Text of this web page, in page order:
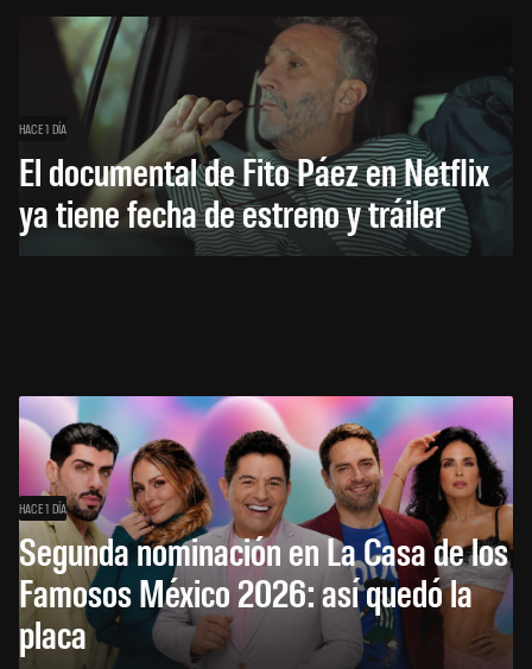
HACE 1 DÍA
El documental de Fito Páez en Netflix
ya tiene fecha de estreno y tráiler
HACE 1 DÍA
Segunda nominación en La Casa de los
Famosos México 2026: así quedó la
placa